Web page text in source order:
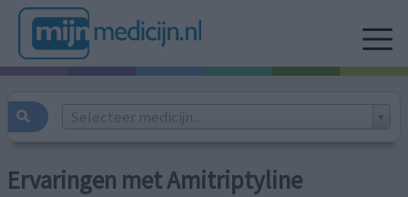
Selecteer medicijn...
Ervaringen met Amitriptyline